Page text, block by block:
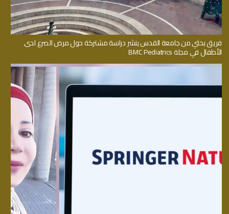
فريق بحثي من جامعة القدس ينشر دراسة مشتركة حول مرض الصرع لدى
الأطفال في مجلة BMC Pediatrics